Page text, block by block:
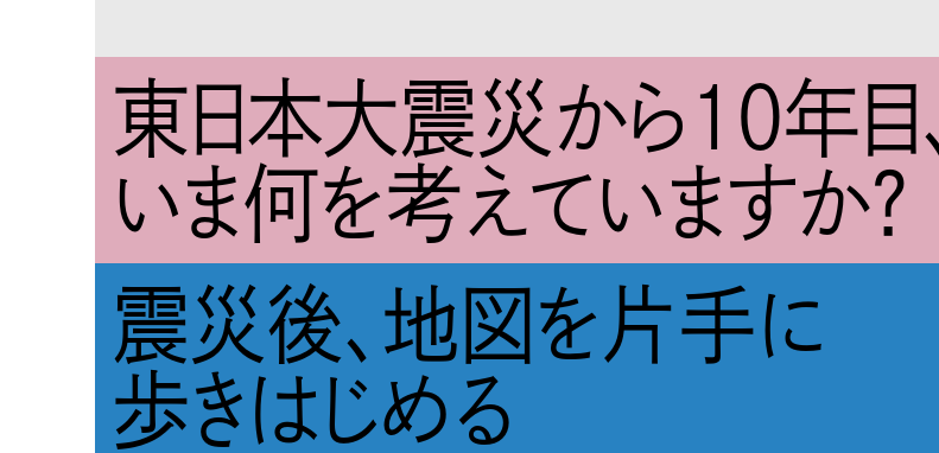
東日本大震災から10年目、
いま何を考えていますか？
震災後、地図を片手に
歩きはじめる